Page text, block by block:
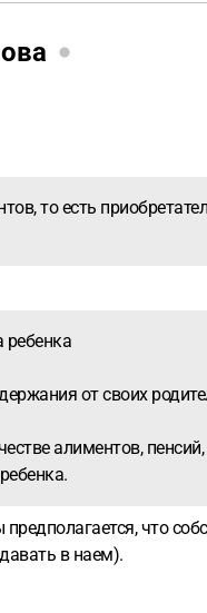
то есть
от своих
алиментов,
что
в наем).